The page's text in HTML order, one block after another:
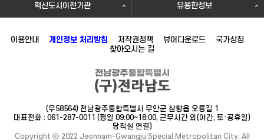
혁신도시이전기관 유용한정보
이용안내 개인정보 처리방침 저작권정책 뷰어다운로드
국가상징
찾아오시는 길
(우58564) 전남광주통합특별시 무안군 삼향읍 오룡길 1
대표전화 : 061-287-0011 (평일 09:00~18:00, 근무시간 외(야간, 토·공휴일)
당직실 연결)
Copyright ⓒ 2022 Jeonnam-Gwangju Special Metropolitan City. All